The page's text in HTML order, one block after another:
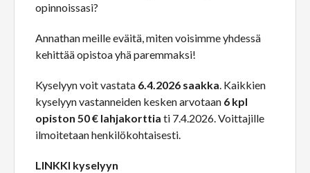
opinnoissasi?
Annathan meille eväitä, miten voisimme yhdessä
kehittää opistoa yhä paremmaksi!
Kyselyyn voit vastata 6.4.2026 saakka. Kaikkien
kyselyyn vastanneiden kesken arvotaan 6 kpl
opiston 50 € lahjakorttia ti 7.4.2026. Voittajille
ilmoitetaan henkilökohtaisesti.
LINKKI kyselyyn